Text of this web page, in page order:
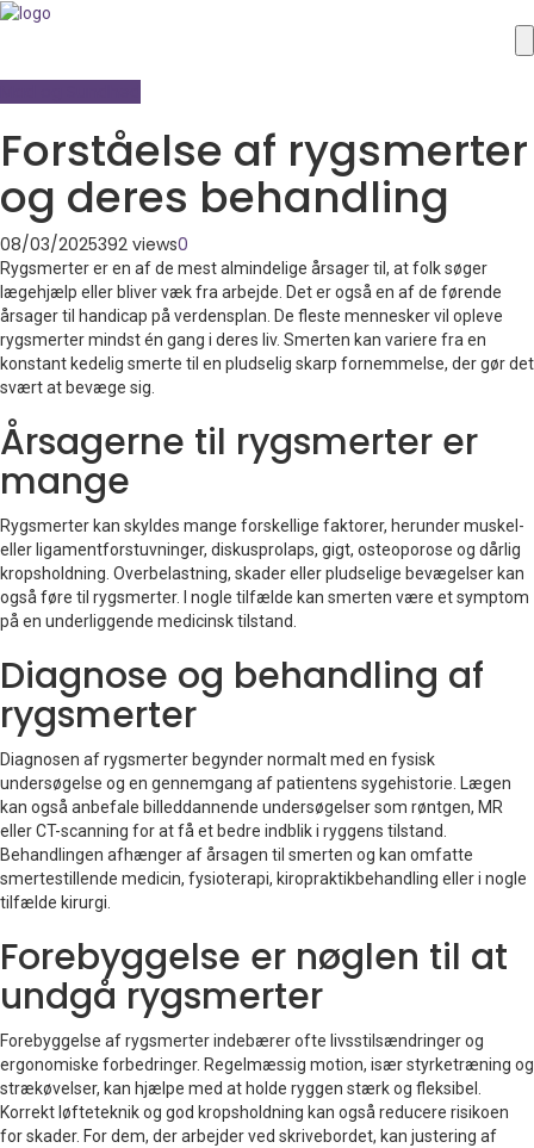
Forståelse af rygsmerter
og deres behandling
08/03/2025392 views0
Rygsmerter er en af de mest almindelige årsager til, at folk søger
lægehjælp eller bliver væk fra arbejde. Det er også en af de førende
årsager til handicap på verdensplan. De fleste mennesker vil opleve
rygsmerter mindst én gang i deres liv. Smerten kan variere fra en
konstant kedelig smerte til en pludselig skarp fornemmelse, der gør det
svært at bevæge sig.
Årsagerne til rygsmerter er
mange
Rygsmerter kan skyldes mange forskellige faktorer, herunder muskel-
eller ligamentforstuvninger, diskusprolaps, gigt, osteoporose og dårlig
kropsholdning. Overbelastning, skader eller pludselige bevægelser kan
også føre til rygsmerter. I nogle tilfælde kan smerten være et symptom
på en underliggende medicinsk tilstand.
Diagnose og behandling af
rygsmerter
Diagnosen af rygsmerter begynder normalt med en fysisk
undersøgelse og en gennemgang af patientens sygehistorie. Lægen
kan også anbefale billeddannende undersøgelser som røntgen, MR
eller CT-scanning for at få et bedre indblik i ryggens tilstand.
Behandlingen afhænger af årsagen til smerten og kan omfatte
smertestillende medicin, fysioterapi, kiropraktikbehandling eller i nogle
tilfælde kirurgi.
Forebyggelse er nøglen til at
undgå rygsmerter
Forebyggelse af rygsmerter indebærer ofte livsstilsændringer og
ergonomiske forbedringer. Regelmæssig motion, især styrketræning og
strækøvelser, kan hjælpe med at holde ryggen stærk og fleksibel.
Korrekt løfteteknik og god kropsholdning kan også reducere risikoen
for skader. For dem, der arbejder ved skrivebordet, kan justering af